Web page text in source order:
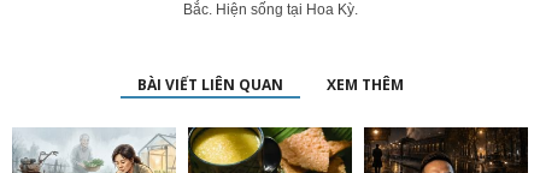
Bắc. Hiện sống tại Hoa Kỳ.
BÀI VIẾT LIÊN QUAN XEM THÊM